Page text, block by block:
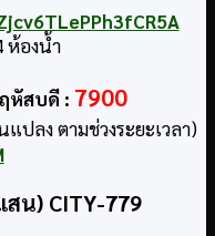
ห้องน้ำ
หัสบดี : 7900
แปลง ตามช่วงระยะเวลา)
น) CITY-779